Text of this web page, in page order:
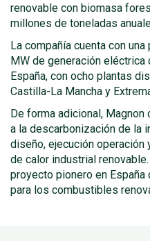
renovable con biomasa
millones de toneladas
La compañía cuenta con
MW de generación
España, con ocho plantas
Castilla-La Mancha y
De forma adicional,
a la descarbonización de la
diseño, ejecución
de calor industrial
proyecto pionero en España
para los combustibles